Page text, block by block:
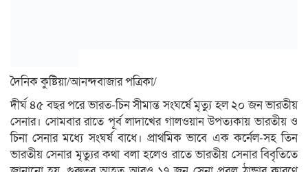
দৈনিক কুষ্টিয়া/আনন্দবাজার পত্রিকা/
দীর্ঘ ৪৫ বছর পরে ভারত-চিন সীমান্ত সংঘর্ষে মৃত্যু হল ২০ জন ভারতীয়
সেনার। সোমবার রাতে পূর্ব লাদাখের গালওয়ান উপত্যকায় ভারতীয় ও
চিনা সেনার মধ্যে সংঘর্ষ বাধে। প্রাথমিক ভাবে এক কর্নেল-সহ তিন
ভারতীয় সেনার মৃত্যুর কথা বলা হলেও রাতে ভারতীয় সেনার বিবৃতিতে